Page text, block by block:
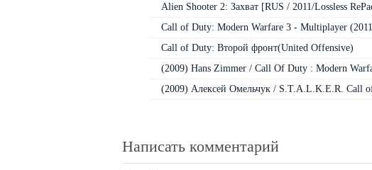
Alien Shooter 2: Захват [RUS / 2011/Lossless
Call of Duty: Modern Warfare 3 - Multiplayer
Call of Duty: Второй фронт(United Offensive)
(2009) Hans Zimmer / Call Of Duty : Modern
(2009) Алексей Омельчук / S.T.A.L.K.E.R. Call
Написать комментарий